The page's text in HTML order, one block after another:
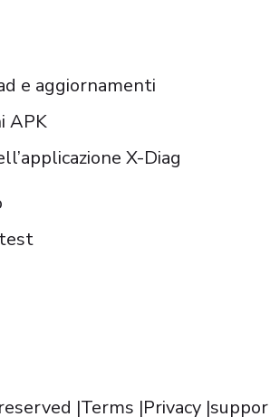
e aggiornamenti
APK
X-Diag
|Terms |Privacy |